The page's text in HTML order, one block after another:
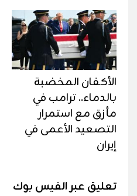
الأكفان المخضبة
بالدماء.. ترامب في
مأزق مع استمرار
التصعيد الأعمى في
إيران
تعليق عبر الفيس بوك